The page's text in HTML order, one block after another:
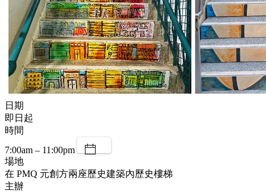
日期
即日起
時間
7:00am – 11:00pm
場地
在 PMQ 元創方兩座歷史建築內歷史樓梯
主辦